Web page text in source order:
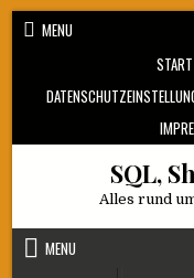
Skip
MENU
START
SQL,
Alles rund
MENU